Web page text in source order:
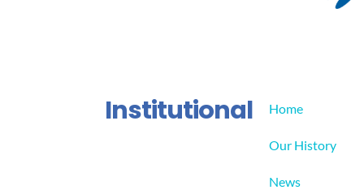
Institutional Home
Our History
News